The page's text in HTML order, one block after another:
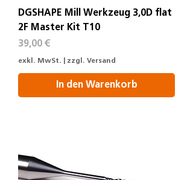
DGSHAPE Mill Werkzeug 3,0D flat
2F Master Kit T10
Preis
39,00 €
exkl. MwSt. zzgl. Versand
In den Warenkorb